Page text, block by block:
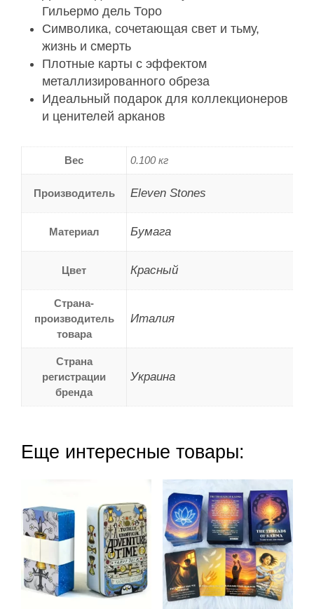
Гильермо дель Торо
Символика, сочетающая свет и тьму,
жизнь и смерть
Плотные карты с эффектом
металлизированного обреза
Идеальный подарок для коллекционеров
и ценителей арканов
Вес 0.100 кг
Производитель Eleven Stones
Материал Бумага
Цвет Красный
Страна-
производитель
товара
Италия
Страна
регистрации
бренда
Украина
Еще интересные товары: